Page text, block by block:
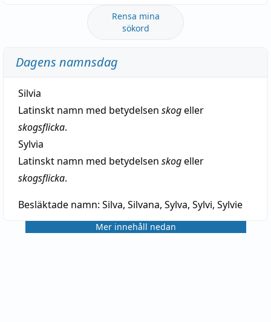
Rensa mina
sökord
Dagens namnsdag
Silvia
Latinskt namn med betydelsen skogeller
skogsflicka.
Sylvia
Latinskt namn med betydelsen skogeller
skogsflicka.
Besläktade namn: Silva, Silvana, Sylva, Sylvi, Sylvie
Mer innehåll nedan